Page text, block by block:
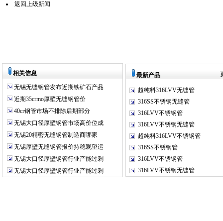
返回上级新闻
相关信息
无锡无缝钢管发布近期铁矿石产品
近期35crmo厚壁无缝钢管价
40cr钢管市场不排除后期部分
无锡大口径厚壁钢管市场高价位成
无锡20精密无缝钢管制造商哪家
无锡厚壁无缝钢管报价持稳观望运
无锡大口径厚壁钢管行业产能过剩
无锡大口径厚壁钢管行业产能过剩
最新产品
超纯料316LVV无缝管
316SS不锈钢无缝管
316LVV不锈钢管
316LVV不锈钢无缝管
超纯料316LVV不锈钢管
316SS不锈钢管
316LVV不锈钢管
316LVV不锈钢无缝管